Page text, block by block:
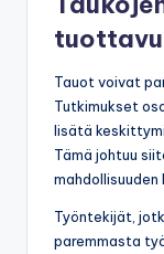
Tauot voivat
Tutkimukset
lisätä
Tämä johtuu
Työntekijät,
paremmasta